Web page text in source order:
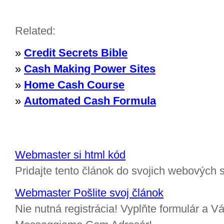
Related:
» Credit Secrets Bible
» Cash Making Power Sites
» Home Cash Course
» Automated Cash Formula
Webmaster si html kód
Pridajte tento článok do svojich webových
Webmaster Pošlite svoj článok
Nie nutná registrácia! Vyplňte formulár a